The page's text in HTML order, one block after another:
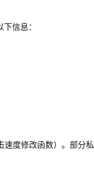
信息：
速度修改函数）。部分私